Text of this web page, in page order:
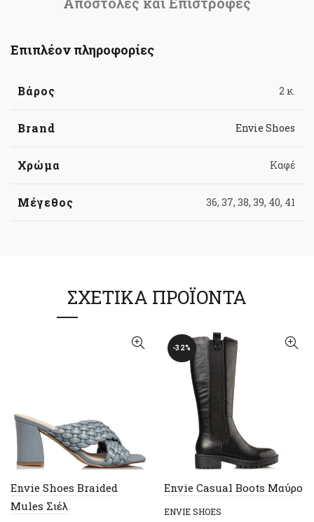
Επιπλέον πληροφορίες
Βάρος 2 κ.
Brand Envie Shoes
Χρώμα Καφέ
Μέγεθος 36, 37, 38, 39, 40, 41
ΣΧΕΤΙΚΆ ΠΡΟΪΌΝΤΑ
Envie Shoes Braided
Mules Σιέλ
-32%
Envie Casual Boots Μαύρο
ENVIE SHOES